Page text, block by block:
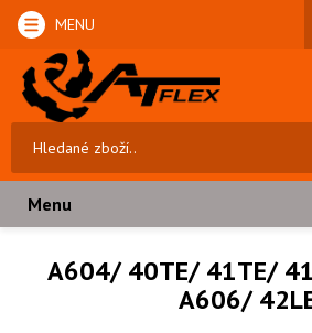
MENU
Menu
A604/ 40TE/ 41TE/
A606/